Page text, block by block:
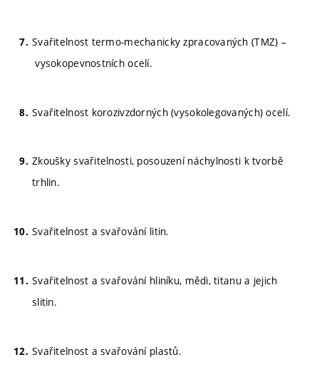
Svařitelnost termo-mechanicky zpracovaných (TMZ) –
vysokopevnostních ocelí.
Svařitelnost korozivzdorných (vysokolegovaných) ocelí.
Zkoušky svařitelnosti, posouzení náchylnosti k tvorbě
trhlin.
Svařitelnost a svařování litin.
Svařitelnost a svařování hliníku, mědi, titanu a jejich
slitin.
Svařitelnost a svařování plastů.